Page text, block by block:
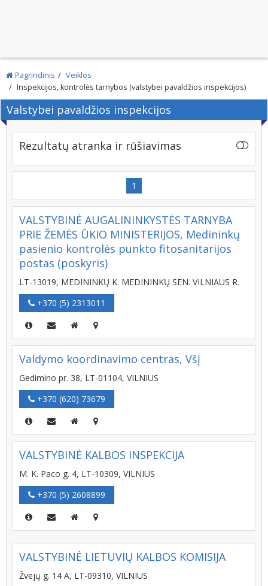
Pagrindinis
Veiklos
Inspekcijos, kontrolės tarnybos (valstybei pavaldžios inspekcijos)
Valstybei pavaldžios inspekcijos
Rezultatų atranka ir rūšiavimas
1
VALSTYBINĖ AUGALININKYSTĖS TARNYBA
PRIE ŽEMĖS ŪKIO MINISTERIJOS, Medininkų
pasienio kontrolės punkto fitosanitarijos
postas (poskyris)
LT-13019, MEDININKŲ K. MEDININKŲ SEN. VILNIAUS R.
+370 (5) 2313011
Valdymo koordinavimo centras, VšĮ
Gedimino pr. 38, LT-01104, VILNIUS
+370 (620) 73679
VALSTYBINĖ KALBOS INSPEKCIJA
M. K. Paco g. 4, LT-10309, VILNIUS
+370 (5) 2608899
VALSTYBINĖ LIETUVIŲ KALBOS KOMISIJA
Žvejų g. 14 A, LT-09310, VILNIUS